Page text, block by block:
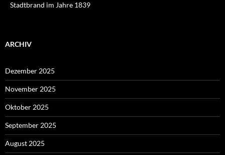
Stadtbrand im Jahre 1839
ARCHIV
Dezember 2025
November 2025
Oktober 2025
September 2025
August 2025